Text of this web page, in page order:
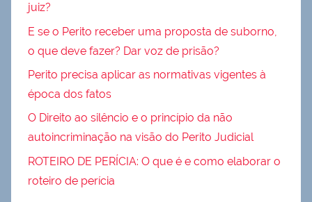
juiz?
E se o Perito receber uma proposta de suborno,
o que deve fazer? Dar voz de prisão?
Perito precisa aplicar as normativas vigentes à
época dos fatos
O Direito ao silêncio e o princípio da não
autoincriminação na visão do Perito Judicial
ROTEIRO DE PERÍCIA: O que é e como elaborar o
roteiro de perícia